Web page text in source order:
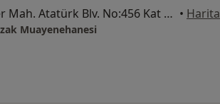
150 Evler Mah. Atatürk Blv. No:456 Kat 1, Ofis: 34, Balıkesir • Harita
Muayenehanesi